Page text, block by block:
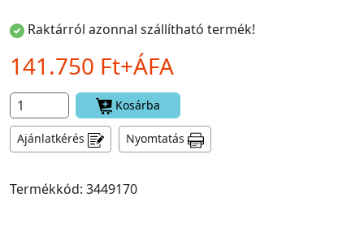
Raktárról azonnal szállítható termék!
141.750 Ft+ÁFA
Kosárba
Ajánlatkérés Nyomtatás
Termékkód: 3449170